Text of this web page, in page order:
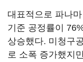
대표적으로 파나
기준 공정률이
상승했다. 미청구
로 소폭 증가했지